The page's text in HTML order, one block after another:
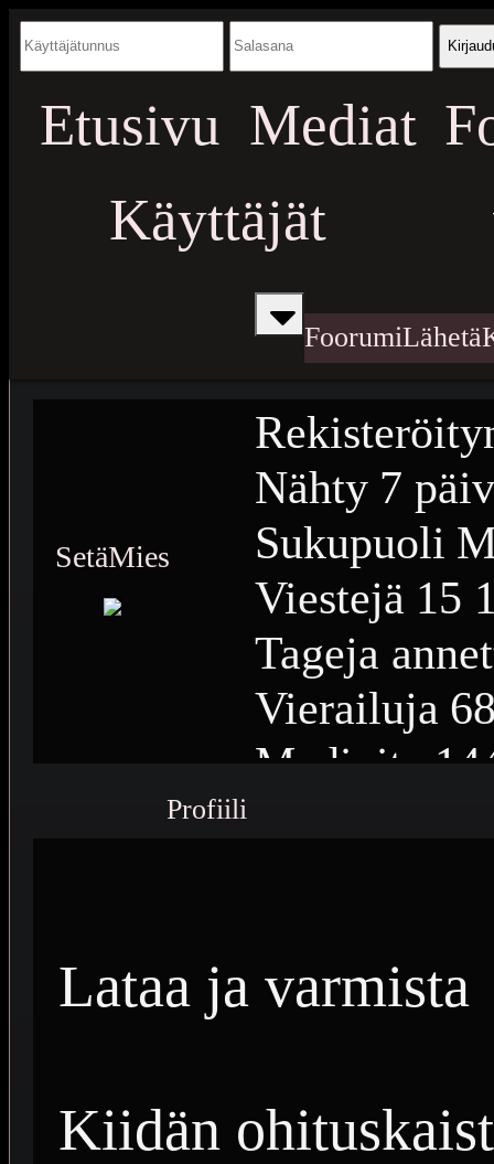
Etusivu Mediat
Käyttäjät
FoorumiLähetä
SetäMies
Nähty 7
Sukupuoli
Viestejä 15
Tageja
Vierailuja
Medioita
Profiili
Lataa ja varmista
Kiidän